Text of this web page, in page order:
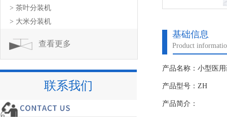
基础信息
Product
产品名称：小型医
产品型号：ZH
产品简介：
> 茶叶分装机
> 大米分装机
查看更多
联系我们